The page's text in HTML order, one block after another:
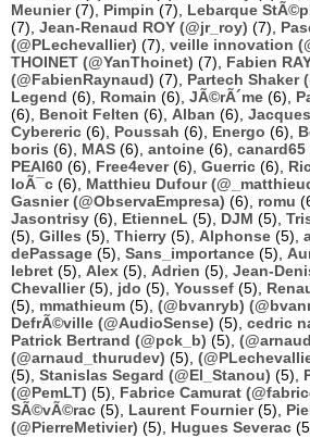
Meunier(7), Pimpin (7), Lebarque
(7), Jean-Renaud ROY (@jr_roy) (7),
(@PLechevallier) (7), veille innovation
THOINET (@YanThoinet) (7), Fabien
(@FabienRaynaud) (7), Partech Shaker
Legend (6), Romain (6), JÃ©rÃ´me (6),
(6), Benoit Felten (6), Alban (6), Jacques
Cybereric (6), Poussah (6), Energo (6),
boris (6), MAS (6), antoine (6), canard65
PEAI60 (6), Free4ever(6), Guerric (6),
loÃ¯c (6), Matthieu Dufour
Gasnier (@ObservaEmpresa) (6), romu
Jasontrisy (6), EtienneL (5), DJM (5),
(5), Gilles (5), Thierry (5), Alphonse (5),
dePassage (5), Sans_importance (5),
lebret (5), Alex (5), Adrien (5), Jean-
Chevallier(5), jdo (5), Youssef (5),
(5), mmathieum (5), (@bvanryb)
DefrÃ©ville (@AudioSense) (5), cedric
Patrick Bertrand (@pck_b) (5),
(@arnaud_thurudev) (5),
(5), Stanislas Segard (@El_Stanou) (5),
(@PemLT) (5), Fabrice Camurat
SÃ©vÃ©rac (5), Laurent Fournier(5),
(@PierreMetivier) (5), Hugues Severac